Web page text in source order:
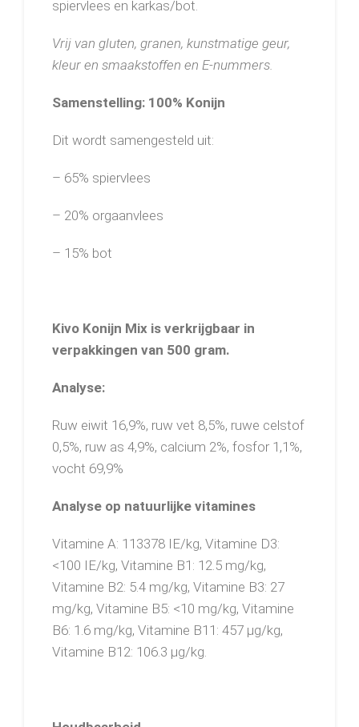
spiervlees en karkas/bot.
Vrij van gluten, granen, kunstmatige geur,
kleur en smaakstoffen en E-nummers.
Samenstelling: 100% Konijn
Dit wordt samengesteld uit:
– 65% spiervlees
– 20% orgaanvlees
– 15% bot
Kivo Konijn Mix is verkrijgbaar in
verpakkingen van 500 gram.
Analyse:
Ruw eiwit 16,9%, ruw vet 8,5%, ruwe celstof
0,5%, ruw as 4,9%, calcium 2%, fosfor 1,1%,
vocht 69,9%
Analyse op natuurlijke vitamines
Vitamine A: 113378 IE/kg, Vitamine D3:
<100 IE/kg, Vitamine B1: 12.5 mg/kg,
Vitamine B2: 5.4 mg/kg, Vitamine B3: 27
mg/kg, Vitamine B5: <10 mg/kg, Vitamine
B6: 1.6 mg/kg, Vitamine B11: 457 µg/kg,
Vitamine B12: 106.3 µg/kg.